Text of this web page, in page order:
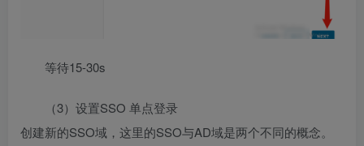
等待15-30s
（3）设置SSO 单点登录
创建新的SSO域，这里的SSO与AD域是两个不同的概念。